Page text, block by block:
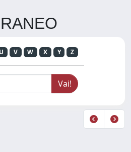
U V W X Y Z